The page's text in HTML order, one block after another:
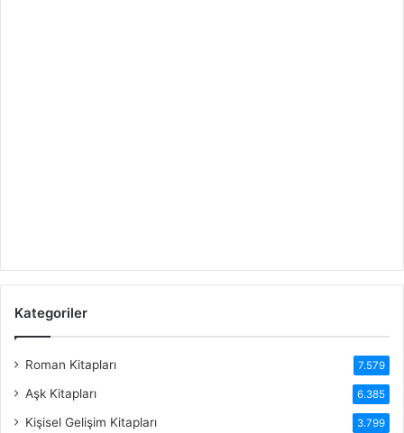
Kategoriler
Roman Kitapları 7.579
Aşk Kitapları 6.385
Kişisel Gelişim Kitapları 3.799